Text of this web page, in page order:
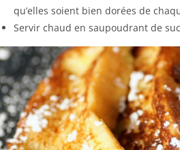
qu’elles soient bien dorées de
Servir chaud en saupoudrant de